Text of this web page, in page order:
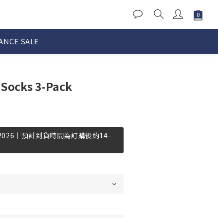
SALE
3-Pack
丨預計到貨時間為訂購後約14-